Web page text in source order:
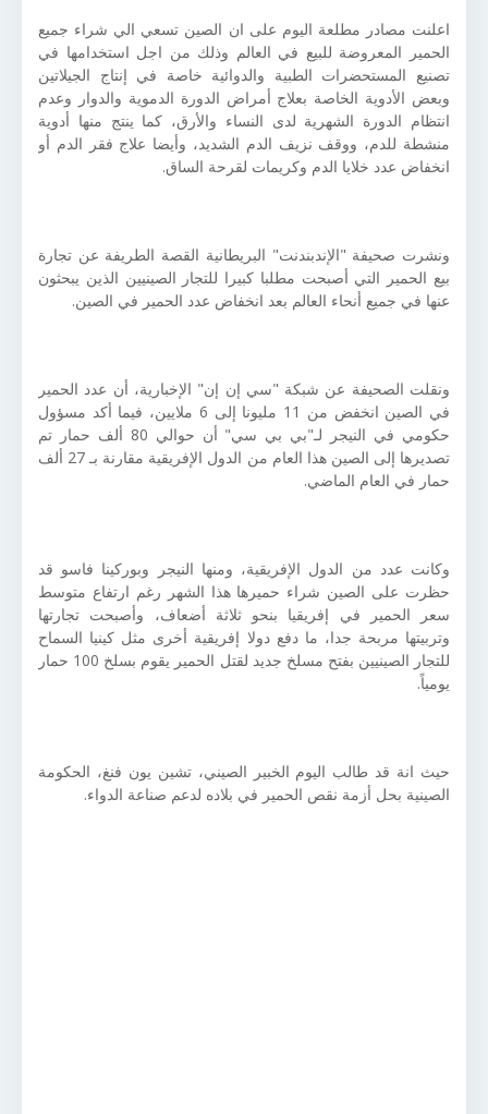
اعلنت مصادر مطلعة اليوم على ان الصين تسعي الي شراء جميع
الحمير المعروضة للبيع في العالم وذلك من اجل استخدامها في
تصنيع المستحضرات الطبية والدوائية خاصة في إنتاج الجيلاتين
وبعض الأدوية الخاصة بعلاج أمراض الدورة الدموية والدوار وعدم
انتظام الدورة الشهرية لدى النساء والأرق، كما ينتج منها أدوية
منشطة للدم، ووقف نزيف الدم الشديد، وأيضا علاج فقر الدم أو
انخفاض عدد خلايا الدم وكريمات لقرحة الساق.
ونشرت صحيفة "الإندبندنت" البريطانية القصة الطريفة عن تجارة
بيع الحمير التي أصبحت مطلبا كبيرا للتجار الصينيين الذين يبحثون
عنها في جميع أنحاء العالم بعد انخفاض عدد الحمير في الصين.
ونقلت الصحيفة عن شبكة "سي إن إن" الإخبارية، أن عدد الحمير
في الصين انخفض من 11 مليونا إلى 6 ملايين، فيما أكد مسؤول
حكومي في النيجر لـ"بي بي سي" أن حوالي 80 ألف حمار تم
تصديرها إلى الصين هذا العام من الدول الإفريقية مقارنة بـ 27 ألف
حمار في العام الماضي.
وكانت عدد من الدول الإفريقية، ومنها النيجر وبوركينا فاسو قد
حظرت على الصين شراء حميرها هذا الشهر رغم ارتفاع متوسط
سعر الحمير في إفريقيا بنحو ثلاثة أضعاف، وأصبحت تجارتها
وتربيتها مربحة جدا، ما دفع دولا إفريقية أخرى مثل كينيا السماح
للتجار الصينيين بفتح مسلخ جديد لقتل الحمير يقوم بسلخ 100 حمار
يومياً.
حيث انة قد طالب اليوم الخبير الصيني، تشين يون فنغ، الحكومة
الصينية بحل أزمة نقص الحمير في بلاده لدعم صناعة الدواء.